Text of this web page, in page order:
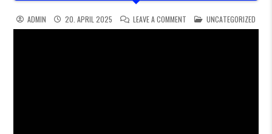
ADMIN 20. APRIL 2025 LEAVE A COMMENT ONHÄTTET IHR GEDACHT,
POSTED IN
UNCATEGORIZED